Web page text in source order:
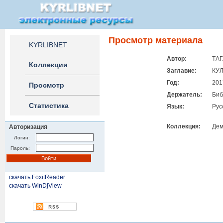
KYRLIBNET
Коллекции
Просмотр
Статистика
Авторизация
Логин:
Пароль:
скачать FoxitReader
скачать WinDjView
Просмотр материала
Автор:
Заглавие:
Год:
Держатель:
Язык:
Коллекция: